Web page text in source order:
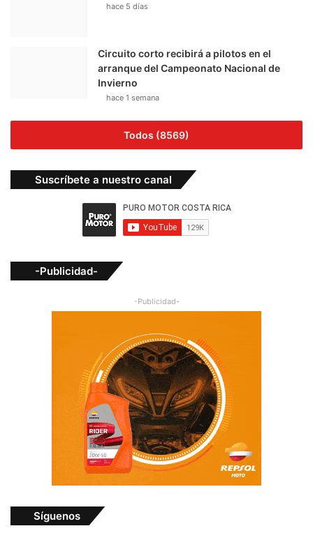
hace 5 días
Circuito corto recibirá a pilotos en el
arranque del Campeonato Nacional de
Invierno
hace 1 semana
Todos (8569)
Suscríbete a nuestro canal
-Publicidad-
-Publicidad-
Síguenos